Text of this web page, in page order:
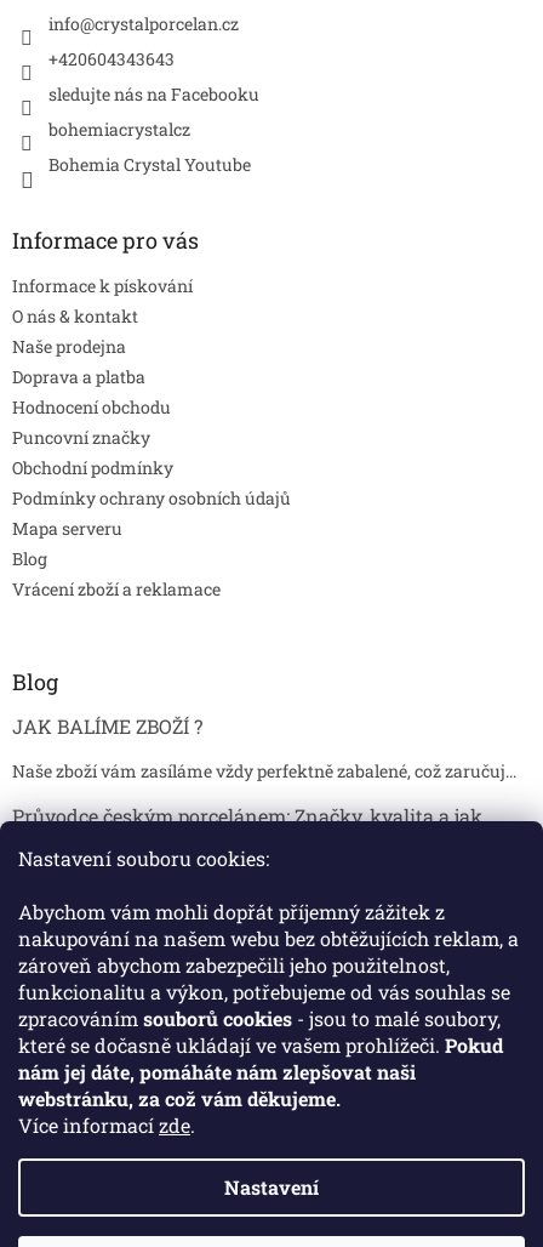
Nastavení souboru cookies:
Abychom vám mohli dopřát příjemný zážitek z
nakupování na našem webu bez obtěžujících reklam, a
zároveň abychom zabezpečili jeho použitelnost,
funkcionalitu a výkon, potřebujeme od vás souhlas se
zpracováním souborů cookies - jsou to malé soubory,
které se dočasně ukládají ve vašem prohlížeči. Pokud
nám jej dáte, pomáháte nám zlepšovat naši
webstránku, za což vám děkujeme.
Více informacízde.
Nastavení
info@crystalporcelan.cz
+420604343643
sledujte nás na Facebooku
bohemiacrystalcz
Bohemia Crystal Youtube
Informace pro vás
Informace k pískování
O nás & kontakt
Naše prodejna
Doprava a platba
Hodnocení obchodu
Puncovní značky
Obchodní podmínky
Podmínky ochrany osobních údajů
Mapa serveru
Blog
Vrácení zboží a reklamace
Blog
JAK BALÍME ZBOŽÍ ?
Naše zboží vám zasíláme vždy perfektně zabalené, což zaručuj...
Průvodce českým porcelánem: Značky, kvalita a jak
Jak skladovat broušené sklenice, aby se nepoškodily?
Broušené sklenice jsou symbolem elegance, tradice a luxusu. ...
Facebook
Vytvořil Shoptet